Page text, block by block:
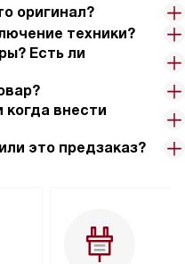
оригинал?
техники?
Есть ли
когда внести
это предзаказ?